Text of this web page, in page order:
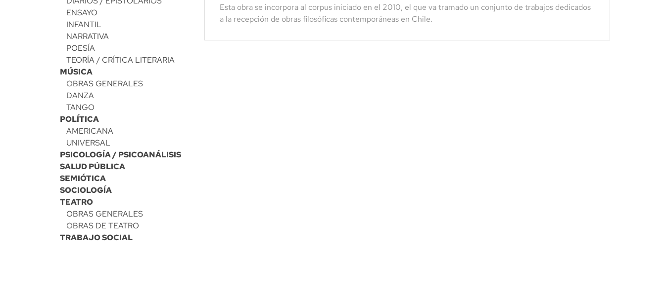
ENSAYO
INFANTIL
NARRATIVA
POESÍA
TEORÍA / CRÍTICA LITERARIA
MÚSICA
OBRAS GENERALES
DANZA
TANGO
POLÍTICA
AMERICANA
UNIVERSAL
PSICOLOGÍA / PSICOANÁLISIS
SALUD PÚBLICA
SEMIÓTICA
SOCIOLOGÍA
TEATRO
OBRAS GENERALES
OBRAS DE TEATRO
TRABAJO SOCIAL
Esta obra se incorpora al corpus iniciado en el 2010, el que va tramado un conjunto de trabajos dedicados
a la recepción de obras filosóficas contemporáneas en Chile.